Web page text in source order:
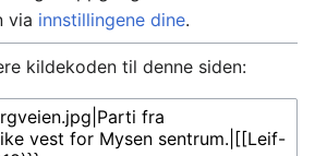
via innstillingene dine.
kildekoden til denne siden: